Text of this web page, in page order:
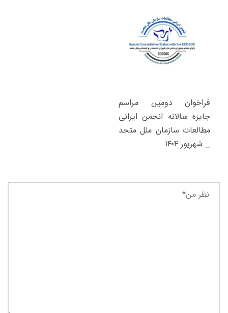
فراخوان دومین مراسم
جایزه سالانه انجمن ایرانی
مطالعات سازمان ملل متحد
_ شهریور ۱۴۰۴